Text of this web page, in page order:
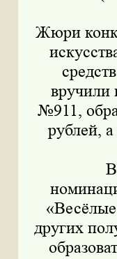
Жюри
вручили
№911,
рублей,
других